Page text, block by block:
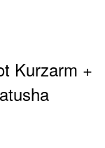
Kurzarm +